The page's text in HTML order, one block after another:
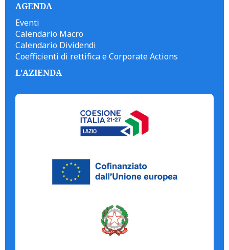
AGENDA
Eventi
Calendario Macro
Calendario Dividendi
Coefficienti di rettifica e Corporate Actions
L'AZIENDA